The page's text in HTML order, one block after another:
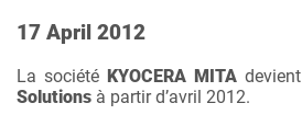
17 April 2012
La société KYOCERA MITA devient
Solutions à partir d’avril 2012.